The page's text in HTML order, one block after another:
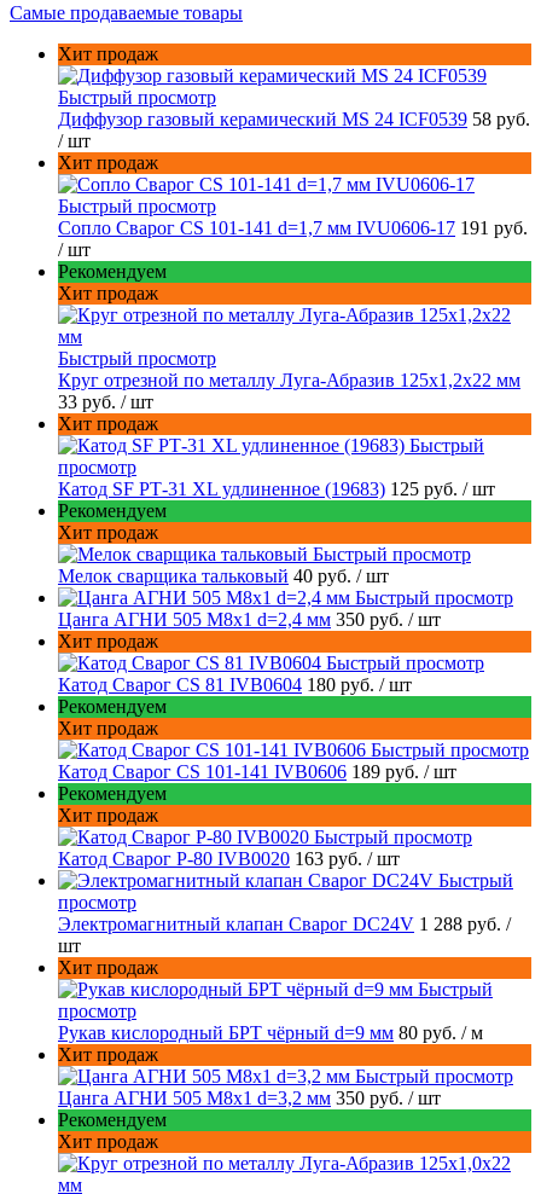
Самые продаваемые товары
Хит продаж
Быстрый просмотр
Диффузор газовый керамический MS 24 ICF0539 58 руб.
/ шт
Хит продаж
Быстрый просмотр
Сопло Сварог CS 101-141 d=1,7 мм IVU0606-17 191 руб.
/ шт
Рекомендуем
Хит продаж
Быстрый просмотр
Круг отрезной по металлу Луга-Абразив 125x1,2x22 мм
33 руб. / шт
Хит продаж
Быстрый
просмотр
Катод SF РТ-31 XL удлиненное (19683) 125 руб. / шт
Рекомендуем
Хит продаж
Быстрый просмотр
Мелок сварщика тальковый 40 руб. / шт
Быстрый просмотр
Цанга АГНИ 505 М8х1 d=2,4 мм 350 руб. / шт
Хит продаж
Быстрый просмотр
Катод Сварог CS 81 IVB0604 180 руб. / шт
Рекомендуем
Хит продаж
Быстрый просмотр
Катод Сварог CS 101-141 IVB0606 189 руб. / шт
Рекомендуем
Хит продаж
Быстрый просмотр
Катод Сварог P-80 IVB0020 163 руб. / шт
Быстрый
просмотр
Электромагнитный клапан Сварог DC24V 1 288 руб. /
шт
Хит продаж
Быстрый
просмотр
Рукав кислородный БРТ чёрный d=9 мм 80 руб. / м
Хит продаж
Быстрый просмотр
Цанга АГНИ 505 М8х1 d=3,2 мм 350 руб. / шт
Рекомендуем
Хит продаж